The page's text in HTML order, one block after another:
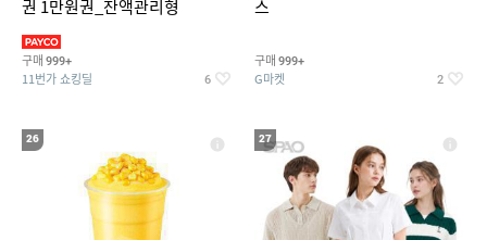
권 1만원권_잔액관리형
구매 999+
11번가 쇼킹딜 6
스
구매 999+
G마켓 2
26 27